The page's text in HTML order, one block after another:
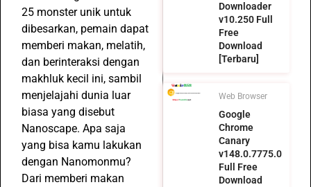
25 monster unik untuk
dibesarkan, pemain dapat
memberi makan, melatih,
dan berinteraksi dengan
makhluk kecil ini, sambil
menjelajahi dunia luar
biasa yang disebut
Nanoscape. Apa saja
yang bisa kamu lakukan
dengan Nanomonmu?
Dari memberi makan
Downloader
v10.250 Full
Free
Download
[Terbaru]
Web Browser
Google
Chrome
Canary
v148.0.7775.0
Full Free
Download